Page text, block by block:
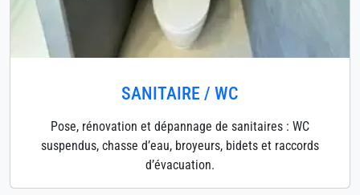
SANITAIRE / WC
Pose, rénovation et dépannage de sanitaires : WC
suspendus, chasse d’eau, broyeurs, bidets et raccords
d’évacuation.